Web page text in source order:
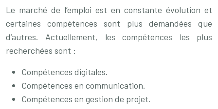
Le marché de l’emploi est en constante évolution et
certaines compétences sont plus demandées que
d’autres. Actuellement, les compétences les plus
recherchées sont :
Compétences digitales.
Compétences en communication.
Compétences en gestion de projet.